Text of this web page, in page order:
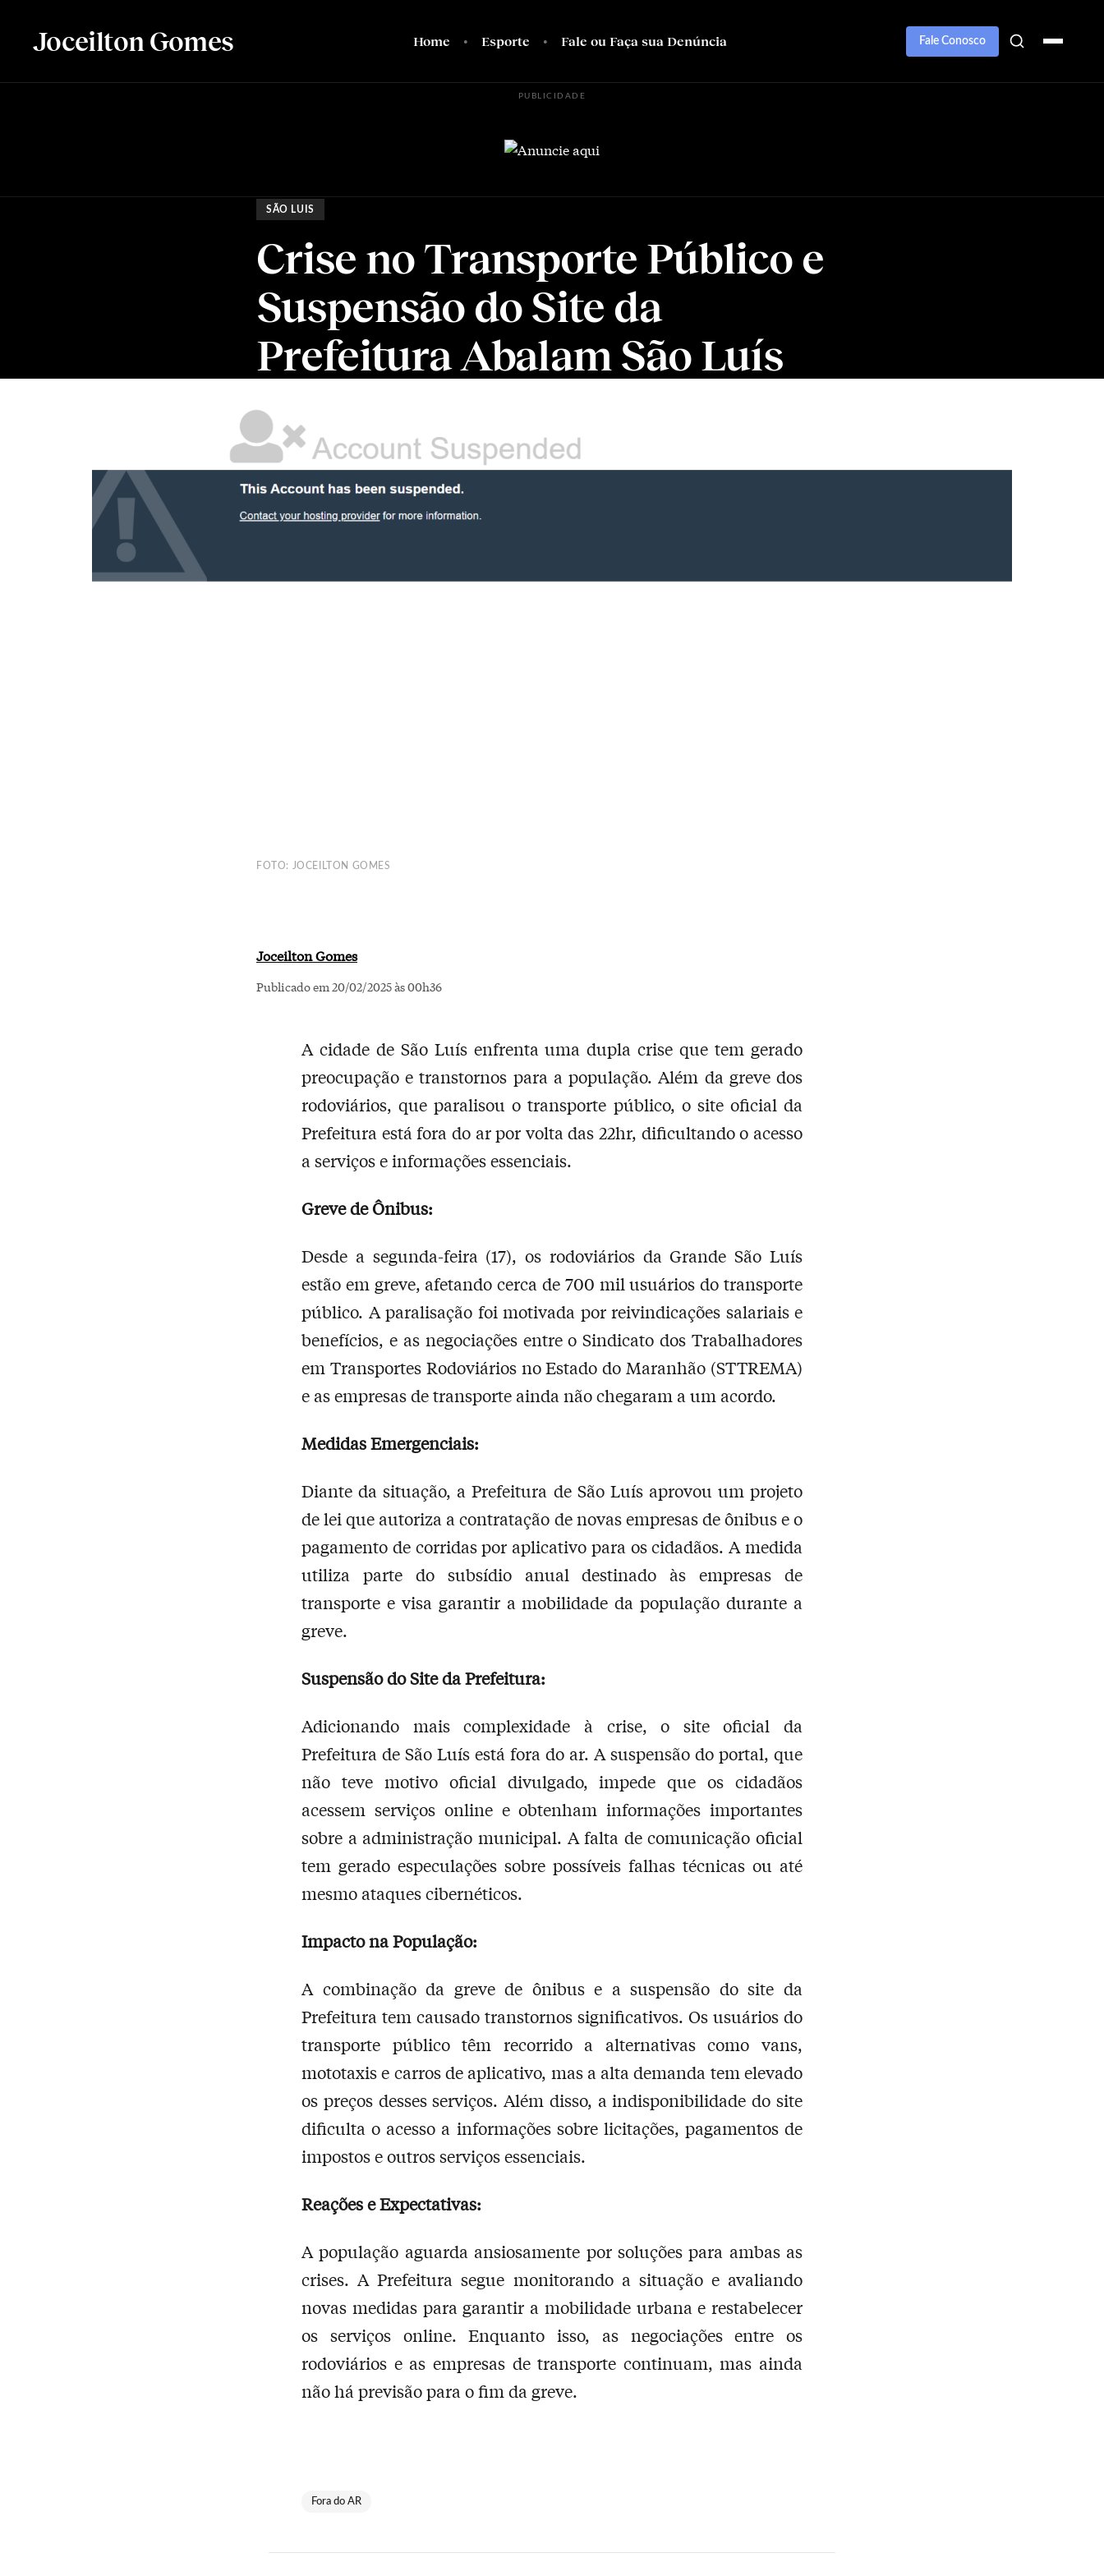
Joceilton Gomes Home Esporte Fale ou Faça sua Denúncia Fale Conosco
PUBLICIDADE
SÃO LUIS
Crise no Transporte Público e
Suspensão do Site da
Prefeitura Abalam São Luís
FOTO: JOCEILTON GOMES
Joceilton Gomes
Publicado em 20/02/2025 às 00h36
A cidade de São Luís enfrenta uma dupla crise que tem gerado
preocupação e transtornos para a população. Além da greve dos
rodoviários, que paralisou o transporte público, o site oficial da
Prefeitura está fora do ar por volta das 22hr, dificultando o acesso
a serviços e informações essenciais.
Greve de Ônibus:
Desde a segunda-feira (17), os rodoviários da Grande São Luís
estão em greve, afetando cerca de 700 mil usuários do transporte
público. A paralisação foi motivada por reivindicações salariais e
benefícios, e as negociações entre o Sindicato dos Trabalhadores
em Transportes Rodoviários no Estado do Maranhão (STTREMA)
e as empresas de transporte ainda não chegaram a um acordo.
Medidas Emergenciais:
Diante da situação, a Prefeitura de São Luís aprovou um projeto
de lei que autoriza a contratação de novas empresas de ônibus e o
pagamento de corridas por aplicativo para os cidadãos. A medida
utiliza parte do subsídio anual destinado às empresas de
transporte e visa garantir a mobilidade da população durante a
greve.
Suspensão do Site da Prefeitura:
Adicionando mais complexidade à crise, o site oficial da
Prefeitura de São Luís está fora do ar. A suspensão do portal, que
não teve motivo oficial divulgado, impede que os cidadãos
acessem serviços online e obtenham informações importantes
sobre a administração municipal. A falta de comunicação oficial
tem gerado especulações sobre possíveis falhas técnicas ou até
mesmo ataques cibernéticos.
Impacto na População:
A combinação da greve de ônibus e a suspensão do site da
Prefeitura tem causado transtornos significativos. Os usuários do
transporte público têm recorrido a alternativas como vans,
mototaxis e carros de aplicativo, mas a alta demanda tem elevado
os preços desses serviços. Além disso, a indisponibilidade do site
dificulta o acesso a informações sobre licitações, pagamentos de
impostos e outros serviços essenciais.
Reações e Expectativas:
A população aguarda ansiosamente por soluções para ambas as
crises. A Prefeitura segue monitorando a situação e avaliando
novas medidas para garantir a mobilidade urbana e restabelecer
os serviços online. Enquanto isso, as negociações entre os
rodoviários e as empresas de transporte continuam, mas ainda
não há previsão para o fim da greve.
Fora do AR